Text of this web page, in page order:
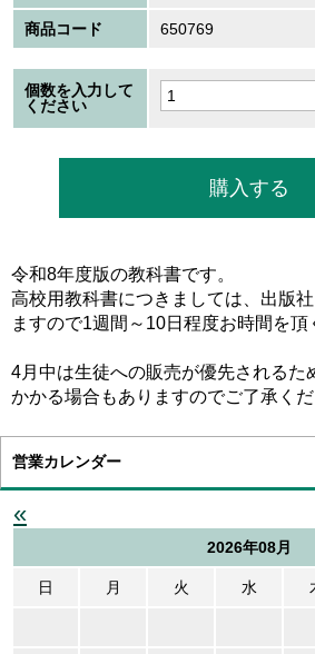
商品コード 650769
個数を入力して
ください
令和8年度版の教科書です。
高校用教科書につきましては、出版
ますので1週間～10日程度お時間を頂
4月中は生徒への販売が優先されるた
かかる場合もありますのでご了承くだ
営業カレンダー
«
2026年08月
日 月 火 水